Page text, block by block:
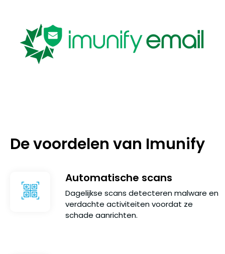
De voordelen van Imunify
Automatische scans
Dagelijkse scans detecteren malware en
verdachte activiteiten voordat ze
schade aanrichten.